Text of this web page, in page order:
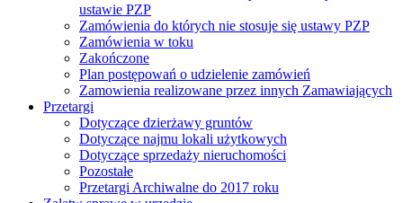
ustawie PZP
Zamówienia do których nie stosuje się ustawy PZP
Zamówienia w toku
Zakończone
Plan postępowań o udzielenie zamówień
Zamowienia realizowane przez innych Zamawiających
Przetargi
Dotyczące dzierżawy gruntów
Dotyczące najmu lokali użytkowych
Dotyczące sprzedaży nieruchomości
Pozostałe
Przetargi Archiwalne do 2017 roku